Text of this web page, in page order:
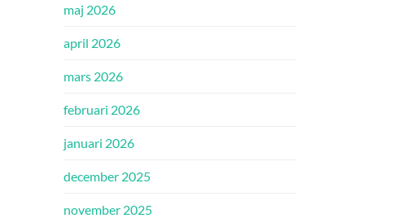
maj 2026
april 2026
mars 2026
februari 2026
januari 2026
december 2025
november 2025